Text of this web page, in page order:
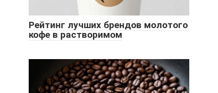
Рейтинг лучших брендов молотого
кофе в растворимом